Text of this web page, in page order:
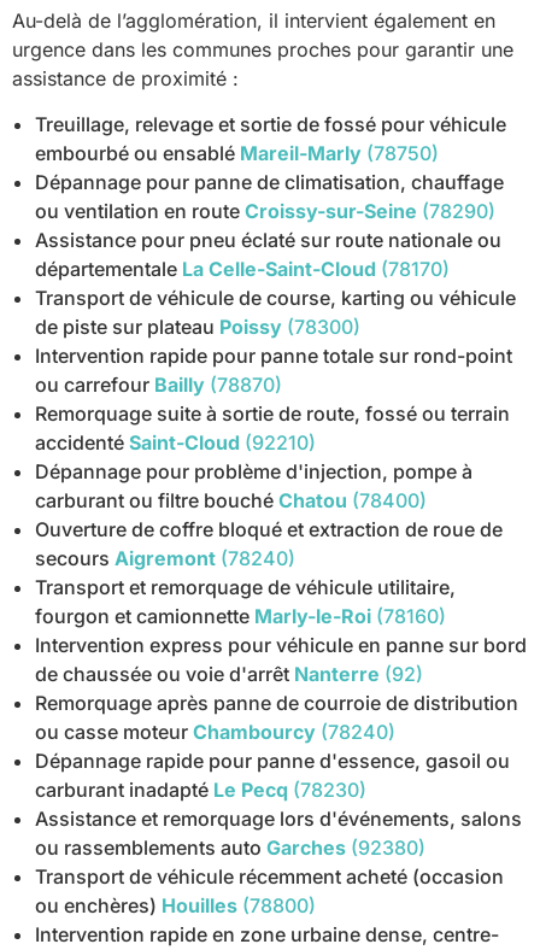
Au-delà de l’agglomération, il intervient également en
urgence dans les communes proches pour garantir une
assistance de proximité :
Treuillage, relevage et sortie de fossé pour véhicule
embourbé ou ensablé Mareil-Marly (78750)
Dépannage pour panne de climatisation, chauffage
ou ventilation en route Croissy-sur-Seine (78290)
Assistance pour pneu éclaté sur route nationale ou
départementale La Celle-Saint-Cloud (78170)
Transport de véhicule de course, karting ou véhicule
de piste sur plateau Poissy (78300)
Intervention rapide pour panne totale sur rond-point
ou carrefour Bailly (78870)
Remorquage suite à sortie de route, fossé ou terrain
accidenté Saint-Cloud (92210)
Dépannage pour problème d'injection, pompe à
carburant ou filtre bouché Chatou (78400)
Ouverture de coffre bloqué et extraction de roue de
secours Aigremont (78240)
Transport et remorquage de véhicule utilitaire,
fourgon et camionnette Marly-le-Roi (78160)
Intervention express pour véhicule en panne sur bord
de chaussée ou voie d'arrêt Nanterre (92)
Remorquage après panne de courroie de distribution
ou casse moteur Chambourcy (78240)
Dépannage rapide pour panne d'essence, gasoil ou
carburant inadapté Le Pecq (78230)
Assistance et remorquage lors d'événements, salons
ou rassemblements auto Garches (92380)
Transport de véhicule récemment acheté (occasion
ou enchères) Houilles (78800)
Intervention rapide en zone urbaine dense, centre-